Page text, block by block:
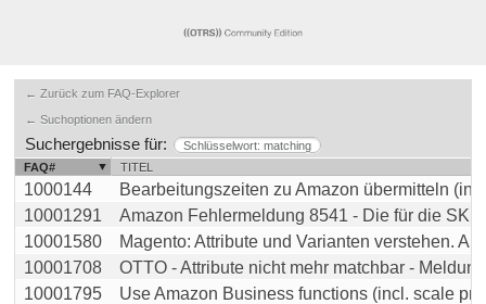
← Zurück zum FAQ-Explorer
← Suchoptionen ändern
Suchergebnisse für:
Schlüsselwort: matching
FAQ#
TITEL
1000144
Bearbeitungszeiten zu Amazon übermitteln
10001291
Amazon Fehlermeldung 8541 - Die für die SKU
10001580
Magento: Attribute und Varianten verstehen.
10001708
OTTO - Attribute nicht mehr matchbar -
10001795
Use Amazon Business functions (incl. scale